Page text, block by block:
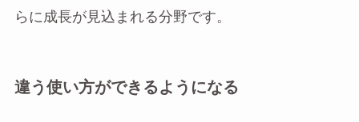
らに成長が見込まれる分野です。
違う使い方ができるようになる